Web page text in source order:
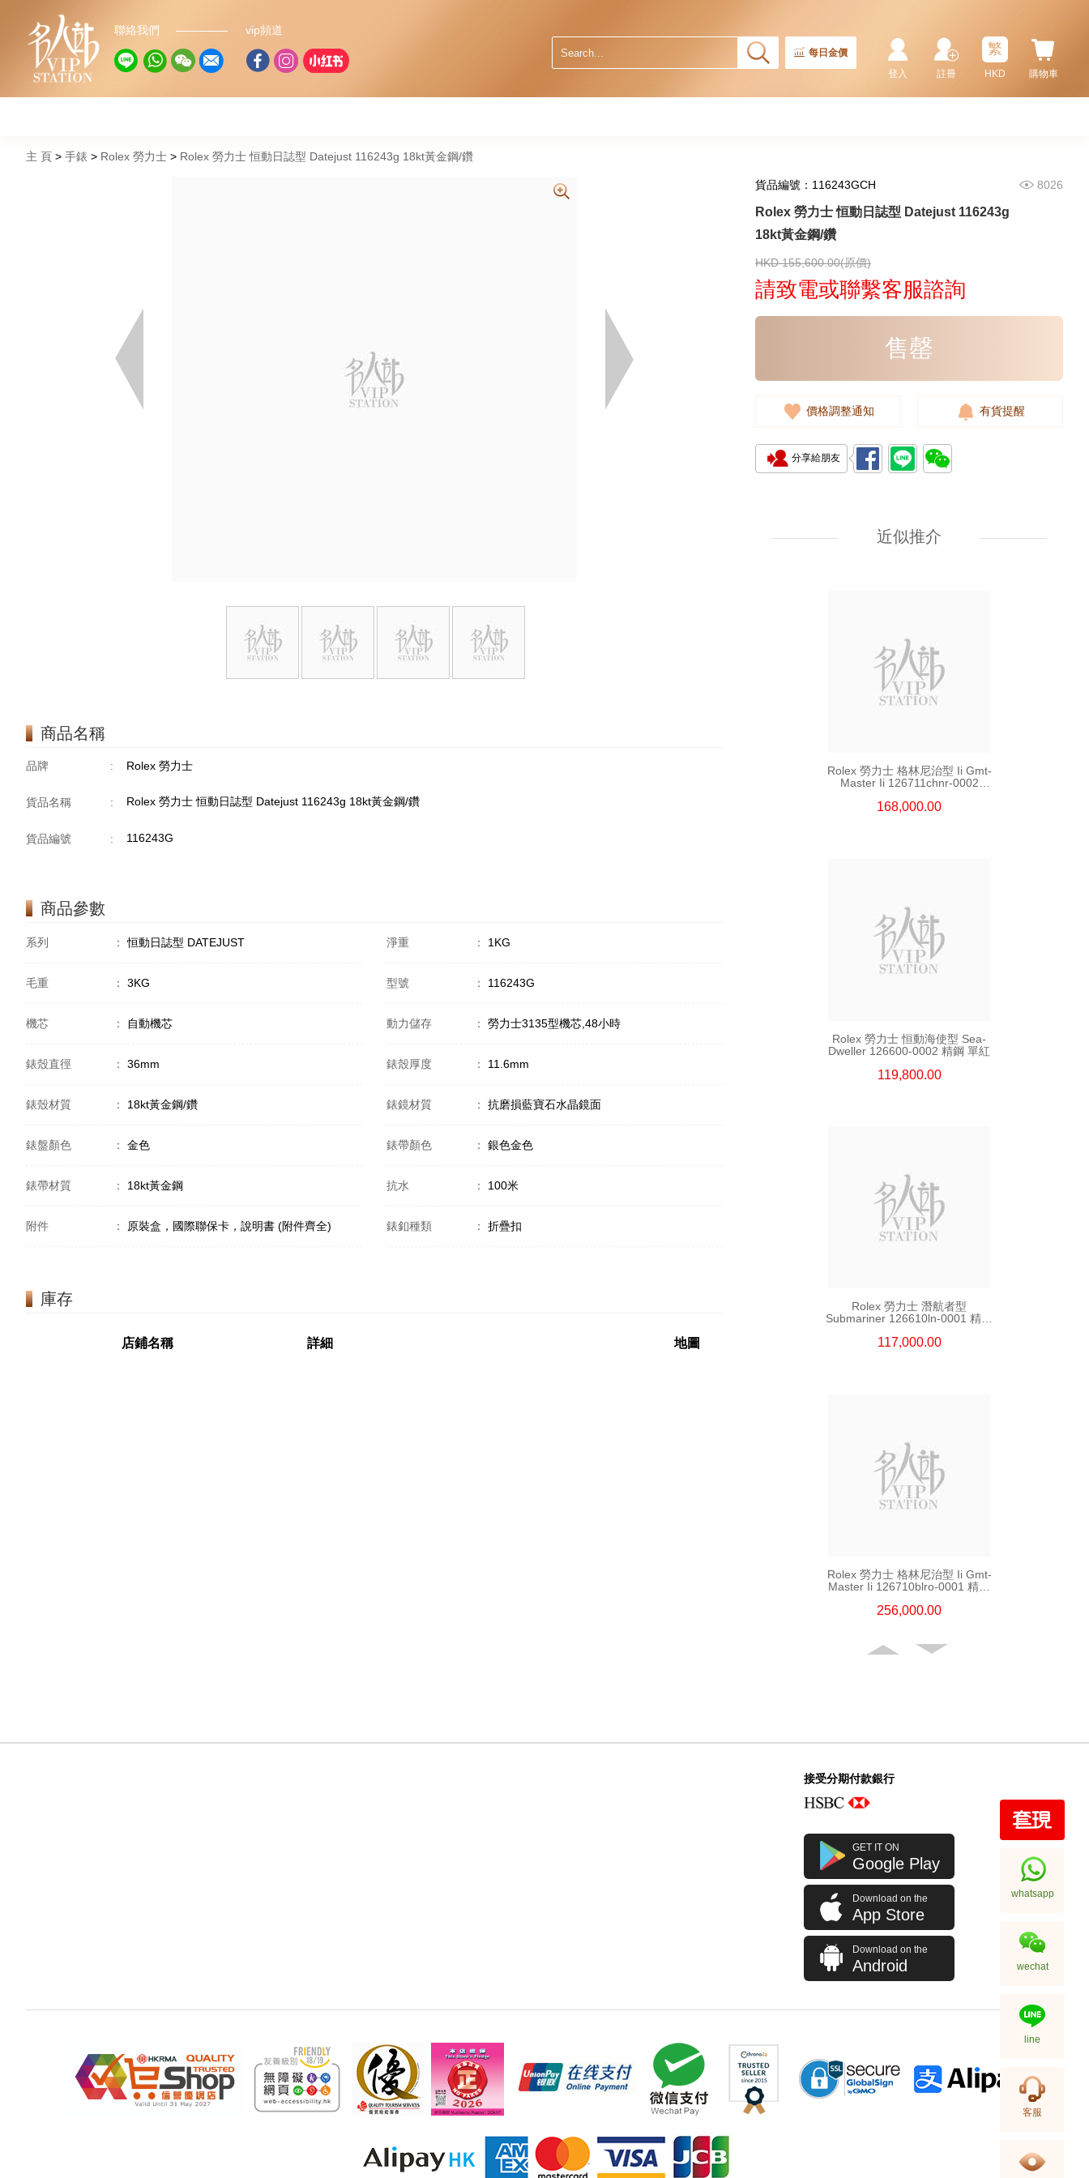
聯絡我們 vip頻道
每日金價
購物車
繁
HKD
註冊
登入
主 頁 手錶 Rolex 勞力士 Rolex 勞力士 恒動日誌型 Datejust 116243g 18kt黃金鋼/鑽
商品名稱
品牌 : Rolex 勞力士
貨品名稱 : Rolex 勞力士 恒動日誌型 Datejust 116243g 18kt黃金鋼/鑽
貨品編號 : 116243G
商品參數
系列 ： 恒動日誌型 DATEJUST 淨重 ： 1KG
毛重 ： 3KG 型號 ： 116243G
機芯 ： 自動機芯 動力儲存 ： 勞力士3135型機芯,48小時
錶殼直徑 ： 36mm 錶殼厚度 ： 11.6mm
錶殼材質 ： 18kt黃金鋼/鑽 錶鏡材質 ： 抗磨損藍寶石水晶鏡面
錶盤顏色 ： 金色 錶帶顏色 ： 銀色金色
錶帶材質 ： 18kt黃金鋼 抗水 ： 100米
附件 ： 原裝盒，國際聯保卡，說明書 (附件齊全) 錶釦種類 ： 折疊扣
庫存
店鋪名稱 詳細 地圖
貨品編號：116243GCH 8026
Rolex 勞力士 恒動日誌型 Datejust 116243g
18kt黃金鋼/鑽
HKD 155,600.00(原價)
請致電或聯繫客服諮詢
售罄
價格調整通知 有貨提醒
分享給朋友
近似推介
Rolex 勞力士 遊艇名仕型 Yacht
18kt玫瑰金/鋼 新款 遊艇
157,500.00
Rolex 勞力士 格林尼治型 Ii Gmt-
Master Ii 126711chnr-0002
168,000.00
Rolex 勞力士 恒動海使型 Sea-
Dweller 126600-0002 精鋼 單紅
119,800.00
Rolex 勞力士 潛航者型
Submariner 126610ln-0001 精鋼
117,000.00
Rolex 勞力士 格林尼治型 Ii Gmt-
Master Ii 126710blro-0001 精鋼
256,000.00
Rolex 勞力士 格林尼治型 Ii Gmt-
Master Ii 126710blnr-0002 精鋼
國米圈 藍針
155,000.00
接受分期付款銀行
GET IT ON
Google Play
Download on the
App Store
Download on the
Android
whatsapp
wechat
line
客服